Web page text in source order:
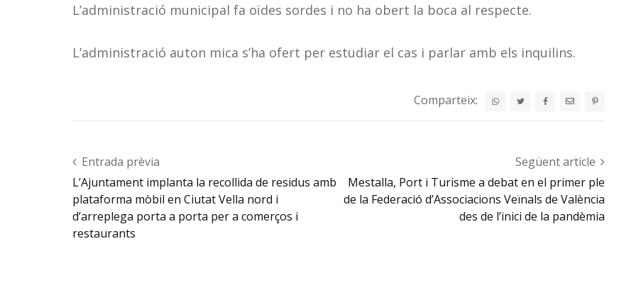
L’administració municipal fa oïdes sordes i no ha obert la boca al respecte.
L’administració auton mica s’ha ofert per estudiar el cas i parlar amb els inquilins.
Comparteix:
Post navigation
Entrada prèvia
L’Ajuntament implanta la recollida de residus amb
plataforma mòbil en Ciutat Vella nord i
d’arreplega porta a porta per a comerços i
restaurants
Següent article
Mestalla, Port i Turisme a debat en el primer ple
de la Federació d’Associacions Veïnals de València
des de l’inici de la pandèmia